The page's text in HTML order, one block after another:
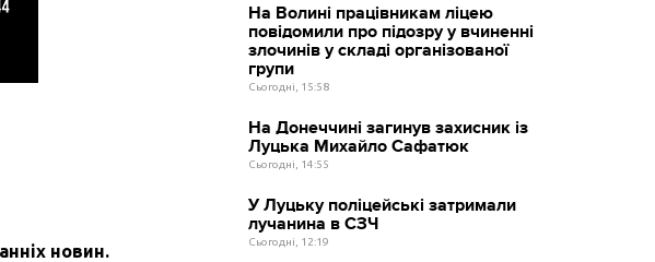
новин.
На Волині працівникам ліцею
повідомили про підозру у вчиненні
злочинів у складі організованої
групи
Сьогодні, 15:58
На Донеччині загинув захисник із
Луцька Михайло Сафатюк
Сьогодні, 14:55
У Луцьку поліцейські затримали
лучанина в СЗЧ
Сьогодні, 12:19